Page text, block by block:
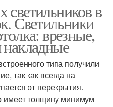
в
Светильники
врезные,
типа получили
так как всегда на
от перекрытия.
имеет толщину минимум